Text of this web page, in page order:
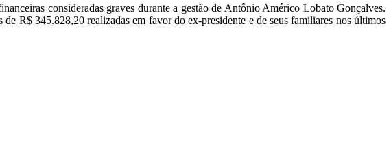
consideradas graves durante a gestão de Antônio Américo Lobato Gonçalves.
R$ 345.828,20 realizadas em favor do ex-presidente e de seus familiares nos últimos